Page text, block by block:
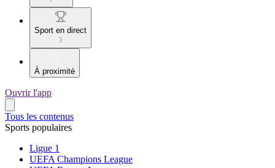
Sport en direct
À proximité
Ouvrir l'app
Tous les contenus
Sports populaires
Ligue 1
UEFA Champions League